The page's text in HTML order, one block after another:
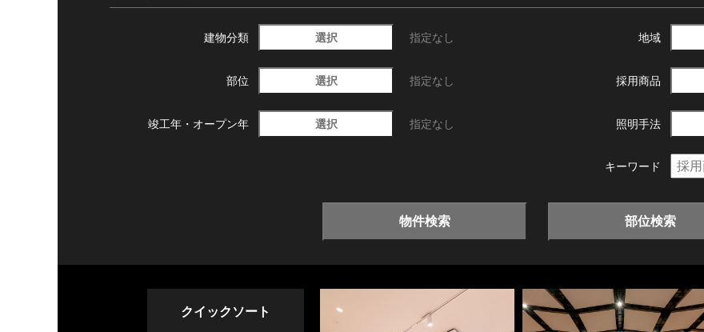
建物分類 選択 指定なし 地域
部位 選択 指定なし 採用商品
竣工年・ オープン年 選択 指定なし 照明手法
キーワード
物件検索 部位検索
クイックソート